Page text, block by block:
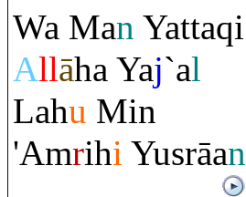
Wa Man Yattaqi
Allāha Yaj`al
Lahu Min
'Amrihi Yusrāan